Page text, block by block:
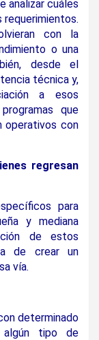
analizar cuáles
con la
o una
desde el
técnica y,
a esos
que
operativos con
regresan
para
y mediana
de estos
de crear un
vía.
determinado
tipo de